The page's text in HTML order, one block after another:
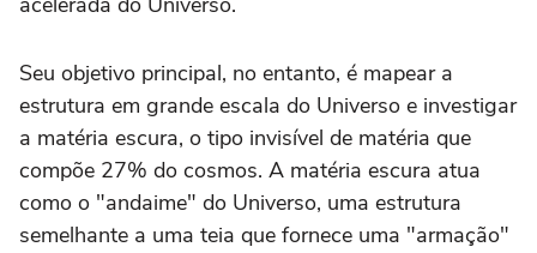
Seu objetivo principal, no entanto, é mapear a
estrutura em grande escala do Universo e investigar
a matéria escura, o tipo invisível de matéria que
compõe 27% do cosmos. A matéria escura atua
como o "andaime" do Universo, uma estrutura
semelhante a uma teia que fornece uma "armação"